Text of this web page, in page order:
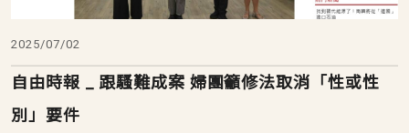
2025/07/02
自由時報 _ 跟騷難成案 婦團籲修法取消「性或性
別」要件